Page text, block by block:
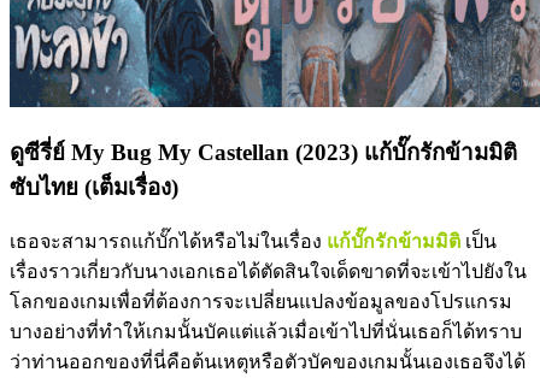
ดูซีรี่ย์ My Bug My Castellan (2023) แก้บั๊กรักข้ามมิติ
ซับไทย (เต็มเรื่อง)
เธอจะสามารถแก้บั๊กได้หรือไม่ในเรื่อง แก้บั๊กรักข้ามมิติ เป็น
เรื่องราวเกี่ยวกับนางเอกเธอได้ตัดสินใจเด็ดขาดที่จะเข้าไปยังใน
โลกของเกมเพื่อที่ต้องการจะเปลี่ยนแปลงข้อมูลของโปรแกรม
บางอย่างที่ทำให้เกมนั้นบัคแต่แล้วเมื่อเข้าไปที่นั่นเธอก็ได้ทราบ
ว่าท่านออกของที่นี่คือต้นเหตุหรือตัวบัคของเกมนั้นเองเธอจึงได้